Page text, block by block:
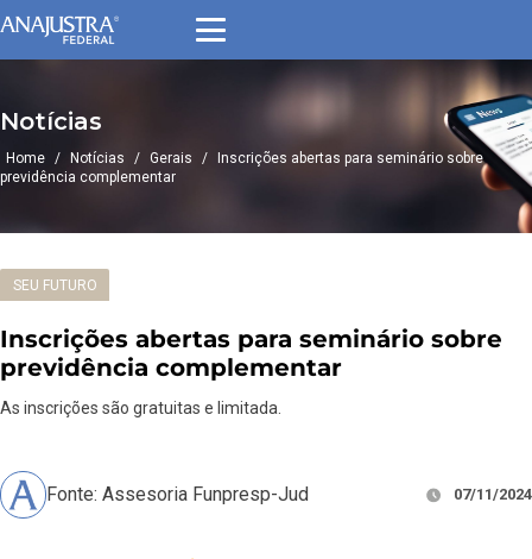
Notícias
Home / Notícias / Gerais /
Inscrições abertas para seminário sobre
previdência complementar
SEU FUTURO
Inscrições abertas para seminário sobre
previdência complementar
As inscrições são gratuitas e limitada.
Fonte: Assesoria Funpresp-Jud 07/11/2024